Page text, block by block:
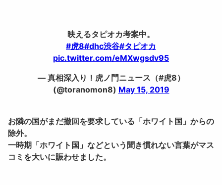
映えるタピオカ考案中。
#虎8#dhc渋谷#タピオカ
pic.twitter.com/eMXwgsdv95
— 真相深入り！虎ノ門ニュース（#虎8）
(@toranomon8) May 15, 2019
お隣の国がまだ撤回を要求している「ホワイト国」からの
除外。
一時期「ホワイト国」などという聞き慣れない言葉がマス
コミを大いに賑わせました。